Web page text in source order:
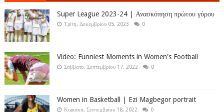
Super League 2023-24 | Ανασκόπηση πρώτου γύρου
Τρίτη, Δεκεμβρίου 05, 2023 0
Video: Funniest Moments in Women's Football
Σάββατο, Σεπτεμβρίου 17, 2022 0
Women in Basketball | Ezi Magbegor portrait
Κυριακή, Σεπτεμβρίου 18, 2022 0